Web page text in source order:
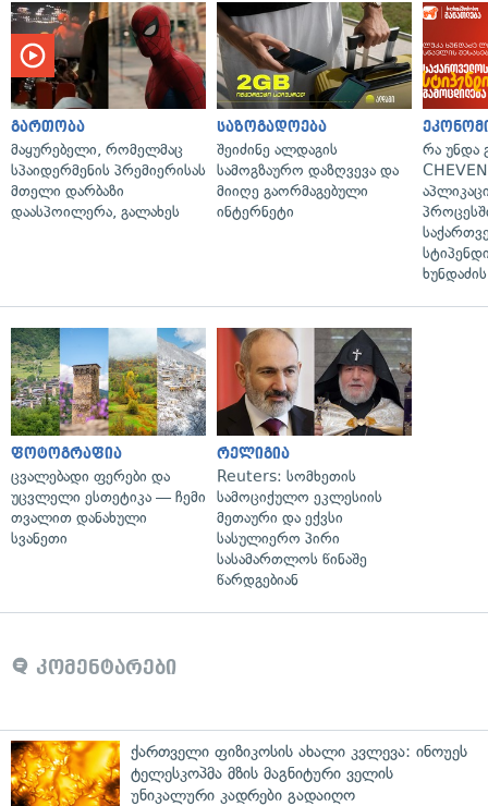
გართობა
მაყურებელი, რომელმაც
სპაიდერმენის პრემიერისას
მთელი დარბაზი
დაასპოილერა, გალახეს
საზოგადოება
შეიძინე ალდაგის
სამოგზაურო დაზღვევა და
მიიღე გაორმაგებული
ინტერნეტი
რა უნდა
ფოტოგრაფია
ცვალებადი ფერები და
უცვლელი ესთეტიკა — ჩემი
თვალით დანახული
სვანეთი
რელიგია
Reuters: სომხეთის
სამოციქულო ეკლესიის
მეთაური და ექვსი
სასულიერო პირი
სასამართლოს წინაშე
წარდგებიან
კომენტარები
ქართველი ფიზიკოსის ახალი კვლევა: ინოუეს
ტელესკოპმა მზის მაგნიტური ველის
უნიკალური კადრები გადაიღო